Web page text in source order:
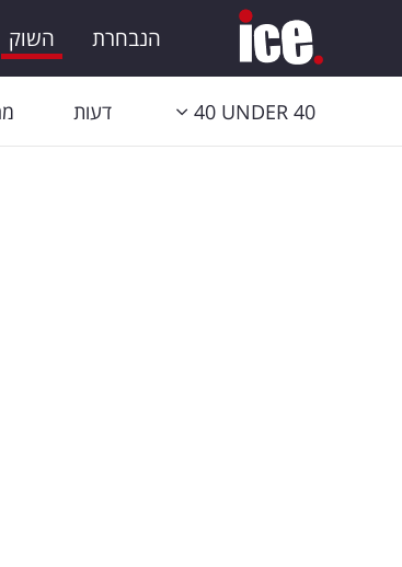
הנבחרת השוק
40 UNDER 40 דעות